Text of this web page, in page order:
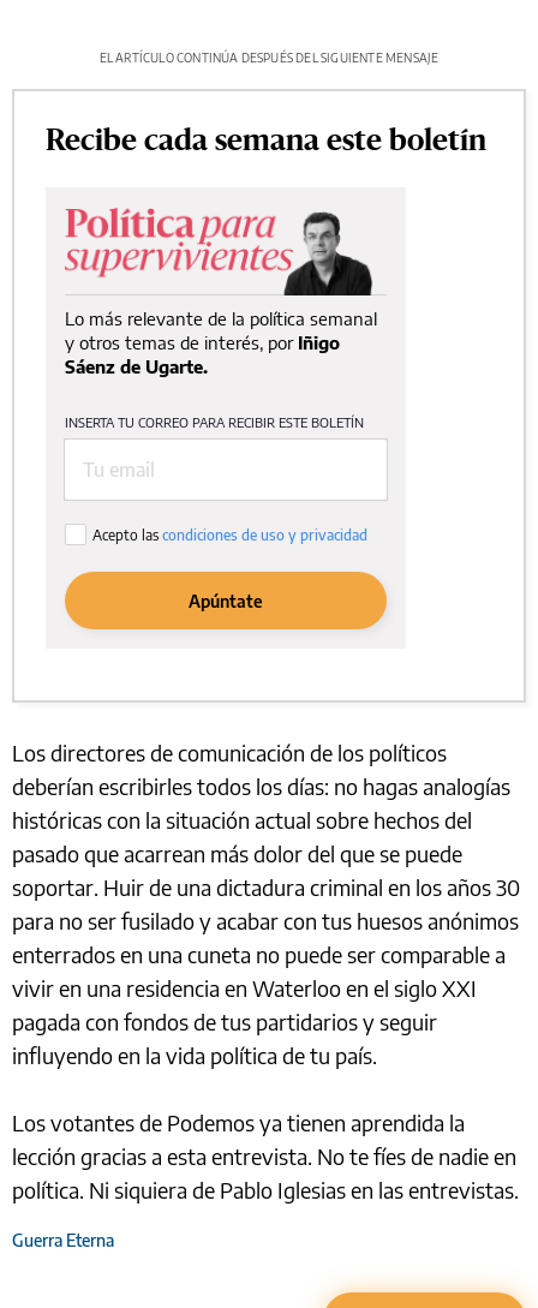
EL ARTÍCULO CONTINÚA DESPUÉS DEL SIGUIENTE MENSAJE
Recibe cada semana este boletín
Los directores de comunicación de los políticos
deberían escribirles todos los días: no hagas analogías
históricas con la situación actual sobre hechos del
pasado que acarrean más dolor del que se puede
soportar. Huir de una dictadura criminal en los años 30
para no ser fusilado y acabar con tus huesos anónimos
enterrados en una cuneta no puede ser comparable a
vivir en una residencia en Waterloo en el siglo XXI
pagada con fondos de tus partidarios y seguir
influyendo en la vida política de tu país.
Los votantes de Podemos ya tienen aprendida la
lección gracias a esta entrevista. No te fíes de nadie en
política. Ni siquiera de Pablo Iglesias en las entrevistas.
Guerra Eterna